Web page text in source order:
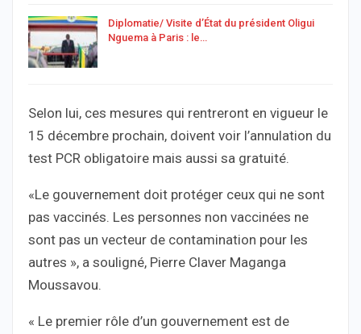
Diplomatie/ Visite d’État du président Oligui
Nguema à Paris : le…
Selon lui, ces mesures qui rentreront en vigueur le
15 décembre prochain, doivent voir l’annulation du
test PCR obligatoire mais aussi sa gratuité.
«Le gouvernement doit protéger ceux qui ne sont
pas vaccinés. Les personnes non vaccinées ne
sont pas un vecteur de contamination pour les
autres », a souligné, Pierre Claver Maganga
Moussavou.
« Le premier rôle d’un gouvernement est de